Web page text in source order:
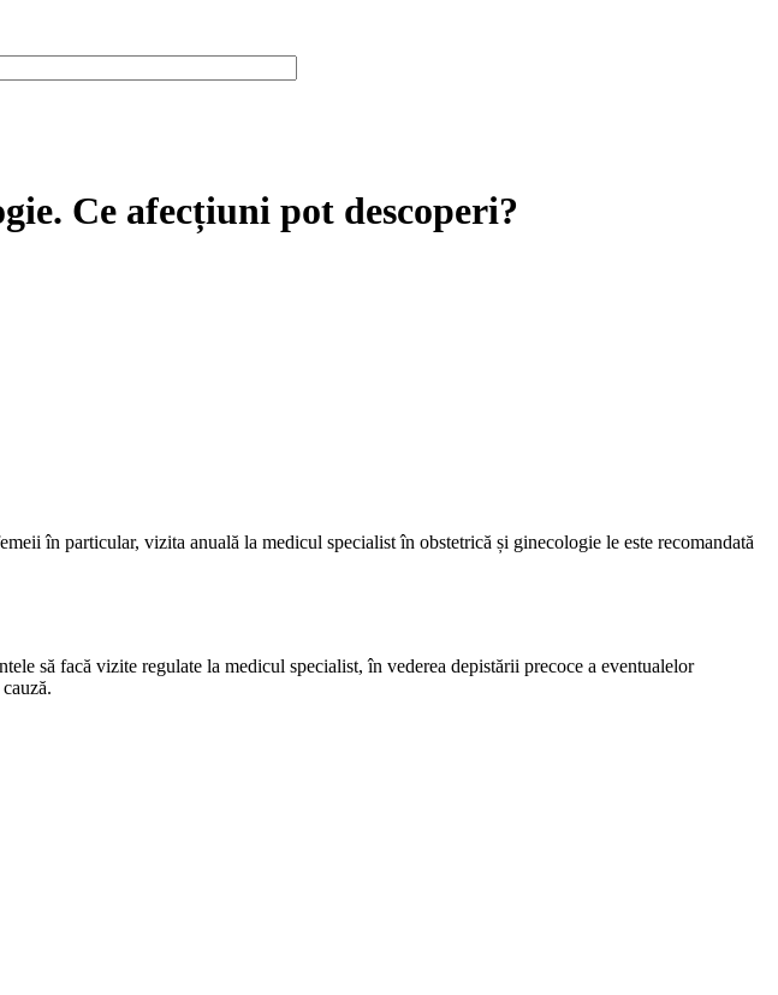
Ce afecțiuni pot descoperi?
în particular, vizita anuală la medicul specialist în obstetrică și ginecologie le este recomandată
să facă vizite regulate la medicul specialist, în vederea depistării precoce a eventualelor